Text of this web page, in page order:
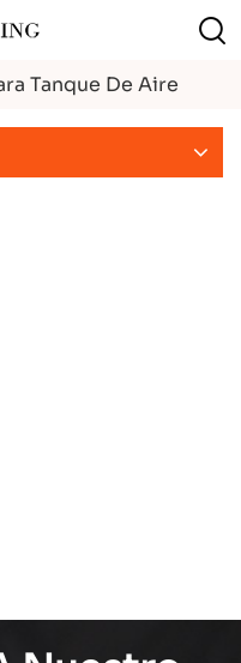
Tanque De Aire